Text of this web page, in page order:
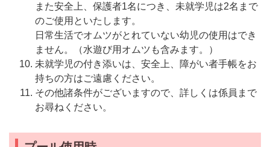
また安全上、保護者1名につき、未就学児は2名まで
のご使用といたします。
日常生活でオムツがとれていない幼児の使用はでき
ません。（水遊び用オムツも含みます。）
未就学児の付き添いは、安全上、障がい者手帳をお
持ちの方はご遠慮ください。
その他諸条件がございますので、詳しくは係員まで
お尋ねください。